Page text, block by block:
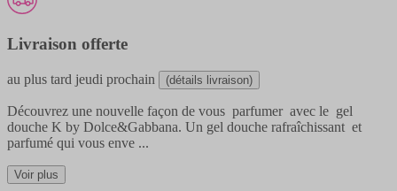
Livraison offerte
au plus tard jeudi prochain (détails livraison)
Découvrez une nouvelle façon de vous parfumer avec le gel
douche K by Dolce&Gabbana. Un gel douche rafraîchissant et
parfumé qui vous enve ...
Voir plus